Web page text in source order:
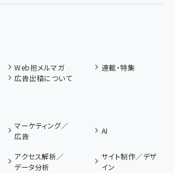
Web担メルマガ
連載・特集
広告出稿について
マーケティング／
広告
AI
アクセス解析／
データ分析
サイト制作／デザ
イン